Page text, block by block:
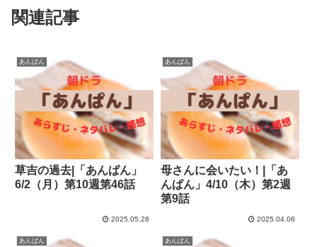
関連記事
あんぱん
草吉の過去|「あんぱん」
6/2（月）第10週第46話
2025.05.28
あんぱん
母さんに会いたい！|「あ
んぱん」4/10（木）第2週
第9話
2025.04.06
あんぱん あんぱん